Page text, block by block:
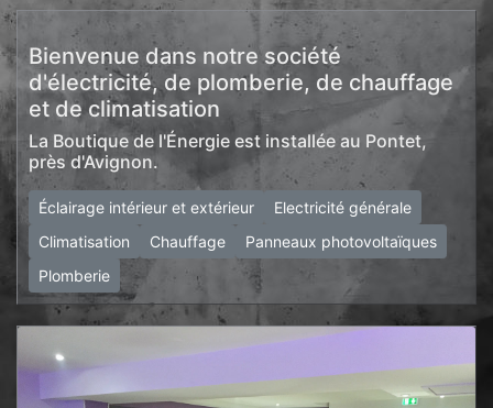
Bienvenue dans notre société
d'électricité, de plomberie, de chauffage
et de climatisation
La Boutique de l'Énergie est installée au Pontet,
près d'Avignon.
Éclairage intérieur et extérieur
Electricité générale
Climatisation
Chauffage
Panneaux photovoltaïques
Plomberie